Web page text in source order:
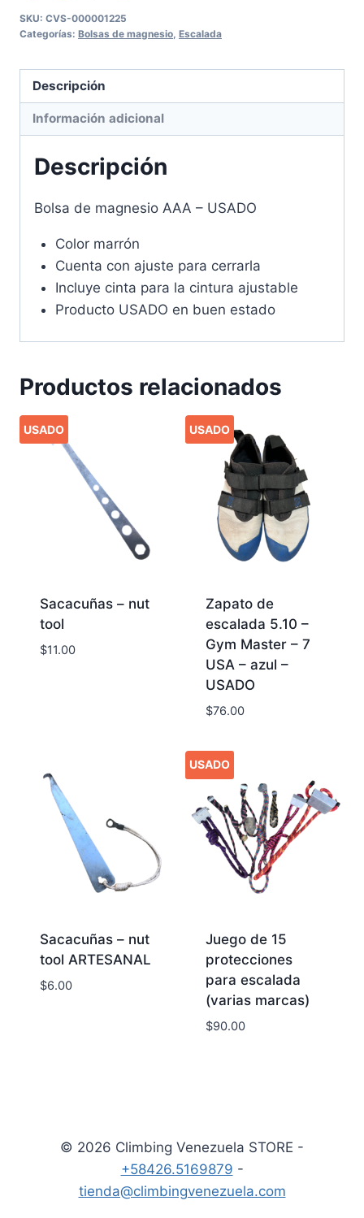
SKU: CVS-000001225
Categorías: Bolsas de magnesio, Escalada
Descripción
Información adicional
Descripción
Bolsa de magnesio AAA – USADO
Color marrón
Cuenta con ajuste para cerrarla
Incluye cinta para la cintura ajustable
Producto USADO en buen estado
Productos relacionados
USADO
Sacacuñas – nut
tool
$11.00
USADO
Zapato de
escalada 5.10 –
Gym Master – 7
USA – azul –
USADO
$76.00
Sacacuñas – nut
tool ARTESANAL
$6.00
USADO
Juego de 15
protecciones
para escalada
(varias marcas)
$90.00
© 2026 Climbing Venezuela STORE -
+58426.5169879 -
tienda@climbingvenezuela.com